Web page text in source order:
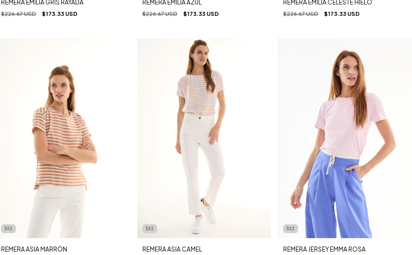
REMERA EMILIA GRIS RAYADA
$226.67 USD $173.33 USD
REMERA EMILIA AZUL
$226.67 USD $173.33 USD
REMERA EMILIA CELESTE HIELO
$226.67 USD $173.33 USD
3X2
REMERA ASIA MARRÓN
3X2
REMERA ASIA CAMEL
3X2
REMERA JERSEY EMMA ROSA